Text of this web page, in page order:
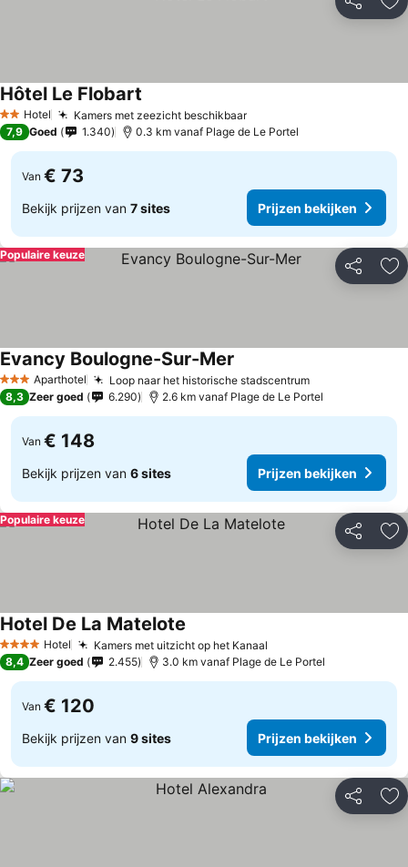
Delen
2 Sterren
Hotel Kamers met zeezicht beschikbaar
Hôtel Le Flobart
7,9 Goed 1.340 0.3 km vanaf Plage de Le Portel
Van € 73
Bekijk prijzen van 7 sites Prijzen bekijken
Delen
Populaire keuze
3 SterrenAparthotel Loop naar het historische stadscentrum
Evancy Boulogne-Sur-Mer
8,3 Zeer goed 6.290 2.6 km vanaf Plage de Le Portel
Van € 148
Bekijk prijzen van 6 sites Prijzen bekijken
Delen
Populaire keuze
4 SterrenHotel Kamers met uitzicht op het Kanaal
Hotel De La Matelote
8,4 Zeer goed 2.455 3.0 km vanaf Plage de Le Portel
Van € 120
Bekijk prijzen van 9 sites Prijzen bekijken
Delen